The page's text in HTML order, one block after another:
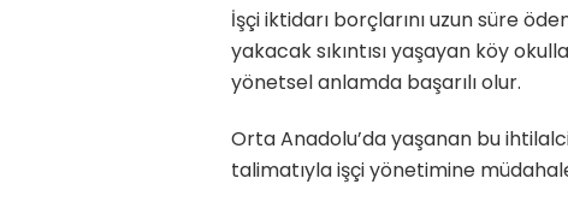
İşçi iktidarı borçlarını uzun süre
yakacak sıkıntısı yaşayan köy
yönetsel anlamda başarılı olur.
Orta Anadolu’da yaşanan bu
talimatıyla işçi yönetimine